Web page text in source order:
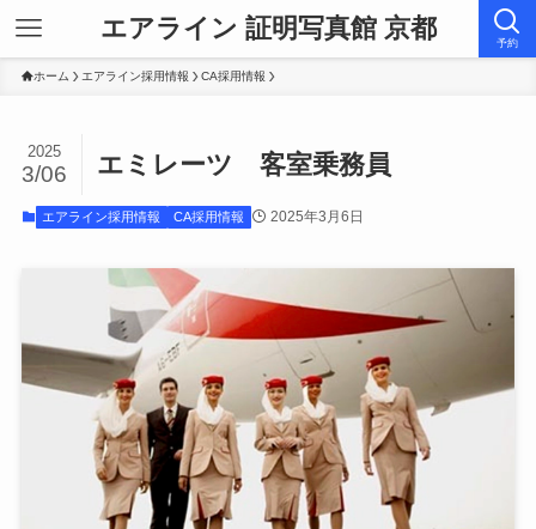
エアライン 証明写真館 京都 予約
ホーム エアライン採用情報 CA採用情報
エミレーツ 客室乗務員
2025
3/06
エアライン採用情報 CA採用情報 2025年3月6日